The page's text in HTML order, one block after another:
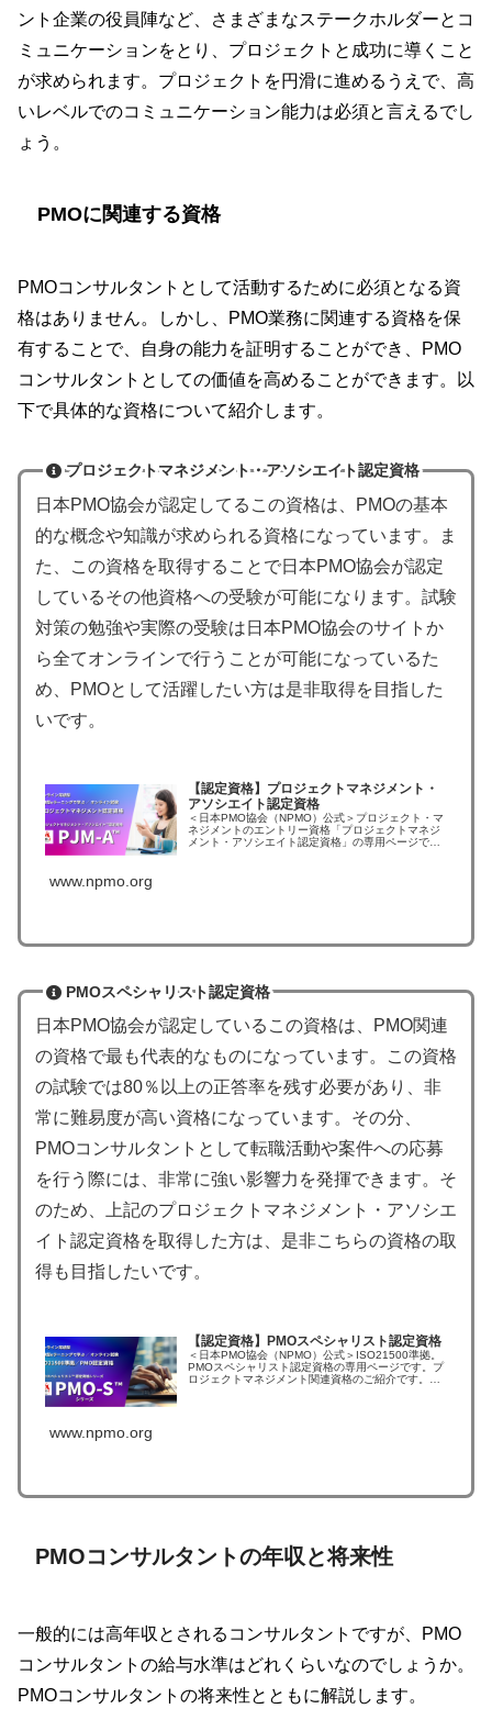
ント企業の役員陣など、さまざまなステークホルダーとコ
ミュニケーションをとり、プロジェクトと成功に導くこと
が求められます。プロジェクトを円滑に進めるうえで、高
いレベルでのコミュニケーション能力は必須と言えるでし
ょう。
PMOに関連する資格
PMOコンサルタントとして活動するために必須となる資
格はありません。しかし、PMO業務に関連する資格を保
有することで、自身の能力を証明することができ、PMO
コンサルタントとしての価値を高めることができます。以
下で具体的な資格について紹介します。
プロジェクトマネジメント・アソシエイト認定資格
日本PMO協会が認定してるこの資格は、PMOの基本
的な概念や知識が求められる資格になっています。ま
た、この資格を取得することで日本PMO協会が認定
しているその他資格への受験が可能になります。試験
対策の勉強や実際の受験は日本PMO協会のサイトか
ら全てオンラインで行うことが可能になっているた
め、PMOとして活躍したい方は是非取得を目指した
いです。
【認定資格】プロジェクトマネジメント・
アソシエイト認定資格
＜日本PMO協会（NPMO）公式＞プロジェクト・マ
ネジメントのエントリー資格「プロジェクトマネジ
メント・アソシエイト認定資格」の専用ページで
www.npmo.org
PMOスペシャリスト認定資格
日本PMO協会が認定しているこの資格は、PMO関連
の資格で最も代表的なものになっています。この資格
の試験では80％以上の正答率を残す必要があり、非
常に難易度が高い資格になっています。その分、
PMOコンサルタントとして転職活動や案件への応募
を行う際には、非常に強い影響力を発揮できます。そ
のため、上記のプロジェクトマネジメント・アソシエ
イト認定資格を取得した方は、是非こちらの資格の取
得も目指したいです。
【認定資格】PMOスペシャリスト認定資格
＜日本PMO協会（NPMO）公式＞ISO21500準拠。
PMOスペシャリスト認定資格の専用ページです。プ
ロジェクトマネジメント関連資格のご紹介です。
www.npmo.org
PMOコンサルタントの年収と将来性
一般的には高年収とされるコンサルタントですが、PMO
コンサルタントの給与水準はどれくらいなのでしょうか。
PMOコンサルタントの将来性とともに解説します。